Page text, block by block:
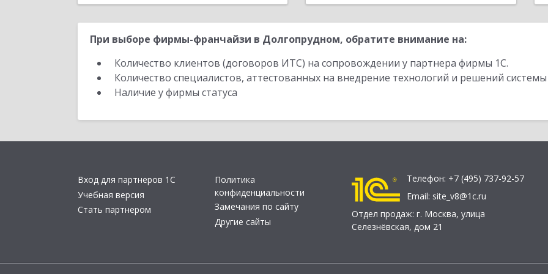
При выборе фирмы-франчайзи в Долгопрудном, обратите внимание на:
Количество клиентов (договоров ИТС) на сопровождении у партнера фирмы 1С.
Количество специалистов, аттестованных на внедрение технологий и решений
Наличие у фирмы статуса
Вход для партнеров 1С
Учебная версия
Стать партнером
Политика
конфиденциальности
Замечания по сайту
Другие сайты
Телефон: +7 (495) 737-92-57
Email: site_v8@1c.ru
Отдел продаж: г. Москва, улица
Селезнёвская, дом 21